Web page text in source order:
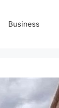
Business